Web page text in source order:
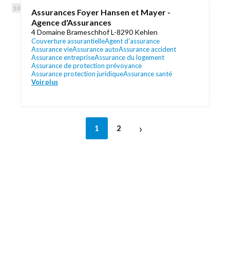
Assurances Foyer Hansen et Mayer -
Agence d'Assurances
4 Domaine Brameschhof L-8290 Kehlen
Couverture assurantielleAgent d’assurance
Assurance vieAssurance autoAssurance accident
Assurance entrepriseAssurance du logement
Assurance de protection prévoyance
Assurance protection juridiqueAssurance santé
Voir plus
1 2 ›